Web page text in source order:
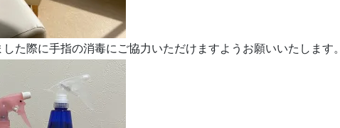
た際に手指の消毒にご協力いただけますようお願いいたします。